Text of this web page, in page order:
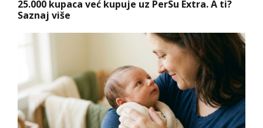
25.000 kupaca već kupuje uz PerSu Extra. A ti?
Saznaj više